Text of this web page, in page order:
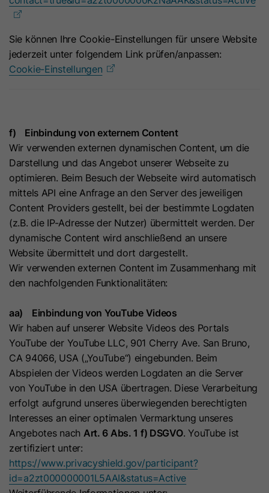
Sie können Ihre Cookie-Einstellungen für unsere Website
jederzeit unter folgendem Link prüfen/anpassen:
Cookie-Einstellungen
f) Einbindung von externem Content
Wir verwenden externen dynamischen Content, um die
Darstellung und das Angebot unserer Webseite zu
optimieren. Beim Besuch der Webseite wird automatisch
mittels API eine Anfrage an den Server des jeweiligen
Content Providers gestellt, bei der bestimmte Logdaten
(z.B. die IP-Adresse der Nutzer) übermittelt werden. Der
dynamische Content wird anschließend an unsere
Website übermittelt und dort dargestellt.
Wir verwenden externen Content im Zusammenhang mit
den nachfolgenden Funktionalitäten:
aa) Einbindung von YouTube Videos
Wir haben auf unserer Website Videos des Portals
YouTube der YouTube LLC, 901 Cherry Ave. San Bruno,
CA 94066, USA („YouTube“) eingebunden. Beim
Abspielen der Videos werden Logdaten an die Server
von YouTube in den USA übertragen. Diese Verarbeitung
erfolgt aufgrund unseres überwiegenden berechtigten
Interesses an einer optimalen Vermarktung unseres
Angebotes nach Art. 6 Abs. 1 f) DSGVO. YouTube ist
zertifiziert unter:
https://www.privacyshield.gov/participant?
id=a2zt000000001L5AAI&status=Active
Anbieter Oribi
Laufzeit 1 Tag
Domäne durchgeführt werden können.
Name ar_debug
Anbieter LinkedIn
Laufzeit Session
Zweck
Unterstützt die Integration der
Attribution Reporting API von Google
zur Minderung von Signalverlusten.
Name _ga
Anbieter Google Ireland Limited
Laufzeit 2 Jahre
Zweck
Dieses Cookie dient der
Unterscheidung von Besuchern. Es
speichert eine pseudonymisierte
Nutzer-ID, um statistische
Auswertungen über die Nutzung der
Website zu erstellen (z. B.